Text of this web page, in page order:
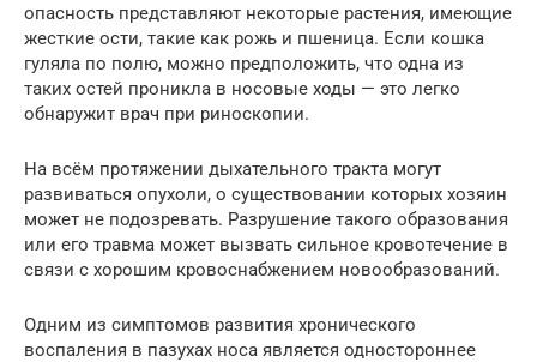
опасность представляют некоторые растения, имеющие
жесткие ости, такие как рожь и пшеница. Если кошка
гуляла по полю, можно предположить, что одна из
таких остей проникла в носовые ходы — это легко
обнаружит врач при риноскопии.
На всём протяжении дыхательного тракта могут
развиваться опухоли, о существовании которых хозяин
может не подозревать. Разрушение такого образования
или его травма может вызвать сильное кровотечение в
связи с хорошим кровоснабжением новообразований.
Одним из симптомов развития хронического
воспаления в пазухах носа является одностороннее